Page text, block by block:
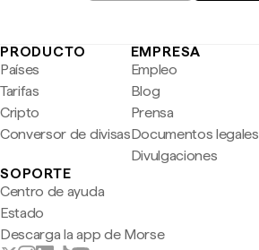
PRODUCTO
Países
Tarifas
Cripto
Conversor de divisas
EMPRESA
Empleo
Blog
Prensa
Documentos legales
Divulgaciones
SOPORTE
Centro de ayuda
Estado
Descarga la app de Morse